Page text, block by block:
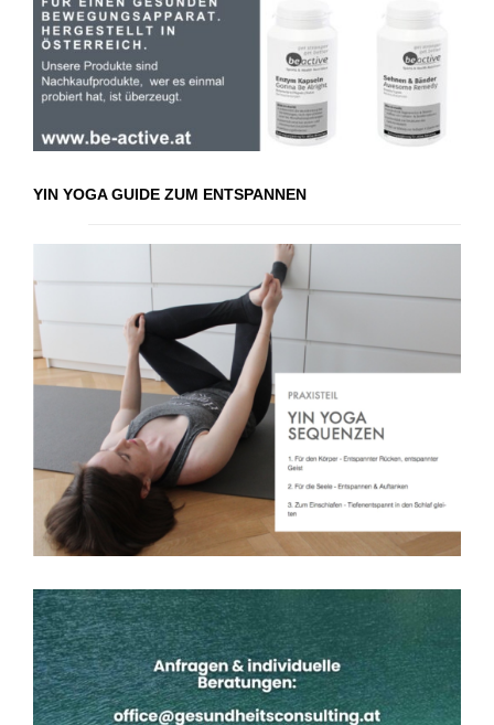
YIN YOGA GUIDE ZUM ENTSPANNEN